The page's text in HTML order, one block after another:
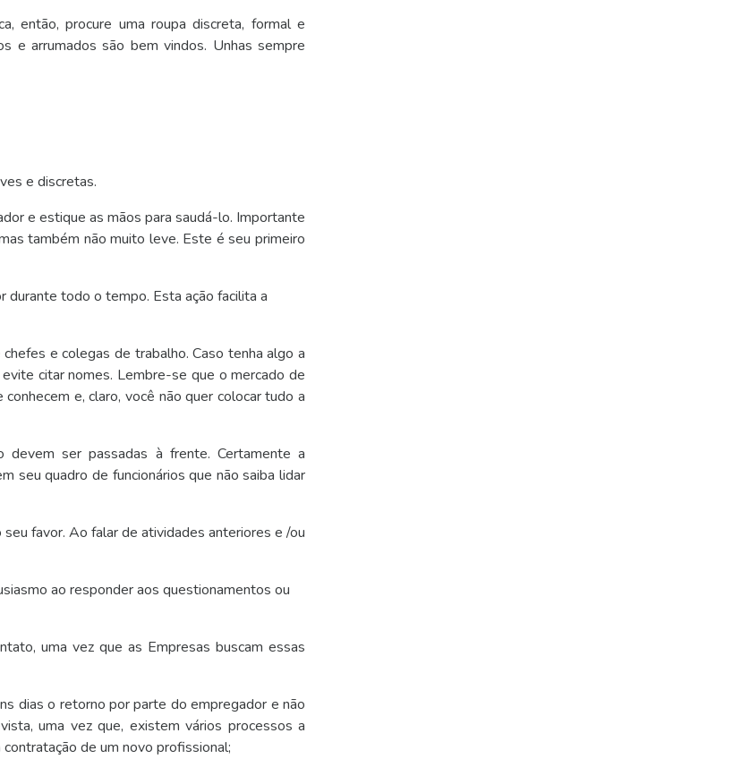
então, procure uma roupa discreta, formal e
e arrumados são bem vindos. Unhas sempre
e discretas.
e estique as mãos para saudá-lo. Importante
também não muito leve. Este é seu primeiro
todo o tempo. Esta ação facilita a
e colegas de trabalho. Caso tenha algo a
citar nomes. Lembre-se que o mercado de
e, claro, você não quer colocar tudo a
devem ser passadas à frente. Certamente a
seu quadro de funcionários que não saiba lidar
favor. Ao falar de atividades anteriores e /ou
ao responder aos questionamentos ou
uma vez que as Empresas buscam essas
dias o retorno por parte do empregador e não
uma vez que, existem vários processos a
de um novo profissional;